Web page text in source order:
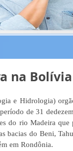
na
e Hidrologia)
de 31
do rio Madeira
bacias do Beni,
em Rondônia.